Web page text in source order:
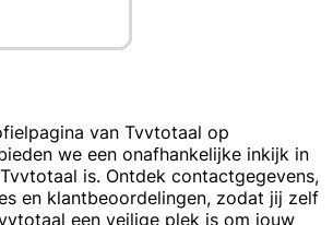
van Tvvtotaal op
we een onafhankelijke inkijk in
is. Ontdek contactgegevens,
en klantbeoordelingen, zodat jij zelf
een veilige plek is om jouw